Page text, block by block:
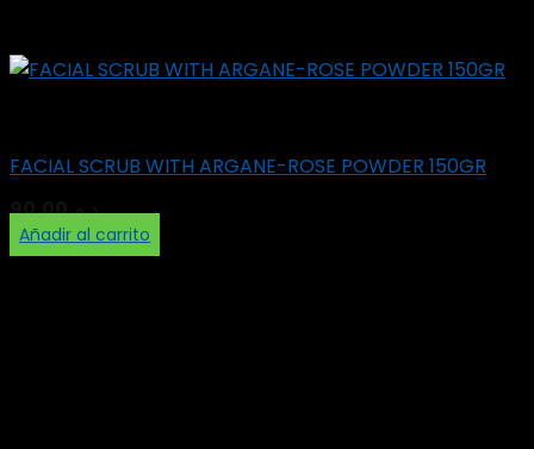
FACIAL SCRUB WITH ARGANE-ROSE POWDER 150GR
د.م.90,00
Añadir al carrito